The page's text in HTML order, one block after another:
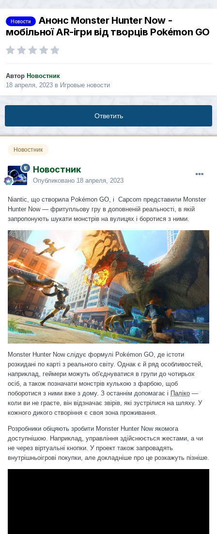
Новости
Анонс Monster Hunter Now -
мобільної AR-ігри від творців Pokémon GO
Автор Новостник
18 апреля, 2023 в Игровые новости
Ответить
Новостник
Новостник
Опубликовано 18 апреля, 2023
Niantic, що створила Pokémon GO, і Capcom представили Monster
Hunter Now — фритупльову гру в доповненій реальності, в якій
запропонують шукати монстрів на вулицях і боротися з ними.
Monster Hunter Now слідує формулі Pokémon GO, де істоти
розкидані по карті з реального світу. Однак є й ряд особливостей,
наприклад, геймери можуть об'єднуватися в групи до чотирьох
осіб, а також позначати монстрів кулькою з фарбою, щоб
поборотися з ними вже з дому. З останнім допомагає і Паліко —
коли ви не граєте, він відзначає звірів, які зустрілися на шляху. У
кожного дикого створіння є своя зона проживання.
Розробники обіцяють зробити Monster Hunter Now якомога
доступнішою. Наприклад, управління здійснюється жестами, а чи
не через віртуальні кнопки. У проект також запровадять
внутрішньоігрові покупки, але докладніше про це розкажуть пізніше.